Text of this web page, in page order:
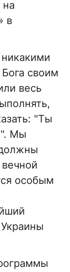
на
в
своим
весь
"Ты
Мы
особым